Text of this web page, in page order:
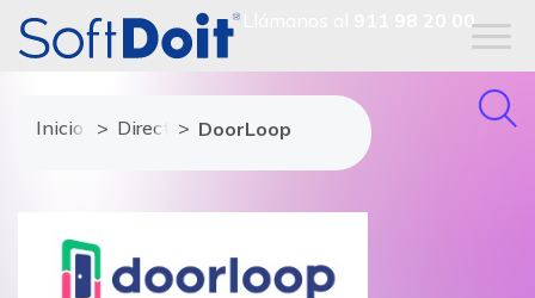
911 98 20 00
Inicio Directorio de proveedores
DoorLoop